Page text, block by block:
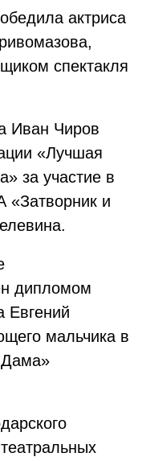
актриса
спектакля
Иван Чиров
«Лучшая
за участие в
и
дипломом
Евгений
мальчика в
Дама»